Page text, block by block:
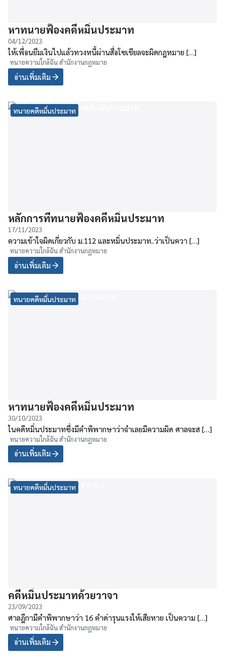
หาทนายฟ้องคดีหมิ่นประมาท
04/12/2023
ให้เพื่อนยืมเงินไปแล้วทวงหนี้ผ่านสื่อโซเชียลจะผิดกฎหมาย […]
ทนายความใกล้ฉัน สำนักงานกฏหมาย
อ่านเพิ่มเติม
ทนายคดีหมิ่นประมาท
หลักการที่ทนายฟ้องคดีหมิ่นประมาท
17/11/2023
ความเข้าใจผิดเกี่ยวกับ ม.112 และหมิ่นประมาท..ว่าเป็นควา […]
ทนายความใกล้ฉัน สำนักงานกฏหมาย
อ่านเพิ่มเติม
ทนายคดีหมิ่นประมาท
หาทนายฟ้องคดีหมิ่นประมาท
30/10/2023
ในคดีหมิ่นประมาทซึ่งมีคำพิพากษาว่าจำเลยมีความผิด ศาลจะส […]
ทนายความใกล้ฉัน สำนักงานกฏหมาย
อ่านเพิ่มเติม
ทนายคดีหมิ่นประมาท
คดีหมิ่นประมาทด้วยวาจา
23/09/2023
ศาลฎีกามีคำพิพากษาว่า 16 คำด่ารุนแรงให้เสียหาย เป็นความ […]
ทนายความใกล้ฉัน สำนักงานกฏหมาย
อ่านเพิ่มเติม